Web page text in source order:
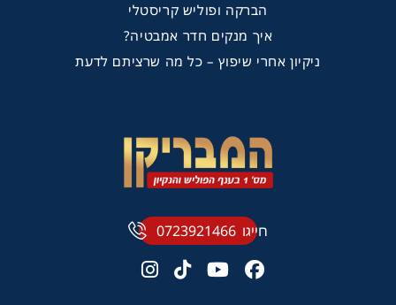
הברקה ופוליש קריסטלי
איך מנקים חדר אמבטיה?
ניקיון אחרי שיפוץ – כל מה שרציתם לדעת
חייגו 0723921466